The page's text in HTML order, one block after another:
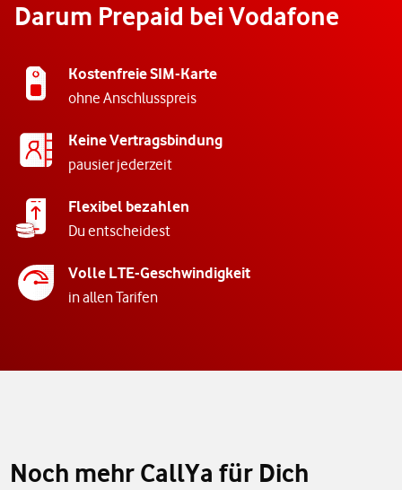
Darum Prepaid bei Vodafone
Kostenfreie SIM-Karte
ohne Anschlusspreis
Keine Vertragsbindung
pausier jederzeit
Flexibel bezahlen
Du entscheidest
Volle LTE-Geschwindigkeit
in allen Tarifen
Noch mehr CallYa für Dich